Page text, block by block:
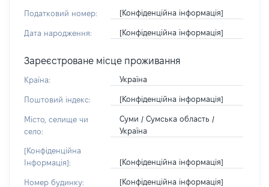
Податковий номер: [Конфіденційна інформація]
Дата народження: [Конфіденційна інформація]
Зареєстроване місце проживання
Країна: Україна
Поштовий індекс: [Конфіденційна інформація]
Місто, селище чи
село:
Суми / Сумська область /
Україна
[Конфіденційна
Інформація]:
[Конфіденційна інформація]
Номер будинку: [Конфіденційна інформація]